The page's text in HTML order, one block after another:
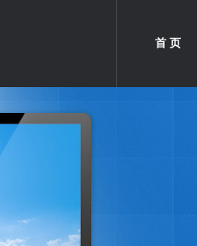
首 页